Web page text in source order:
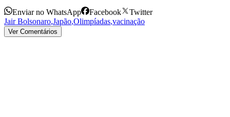
Enviar no WhatsApp Facebook
Twitter
Jair Bolsonaro,Japão,Olimpíadas,vacinação
Ver Comentários